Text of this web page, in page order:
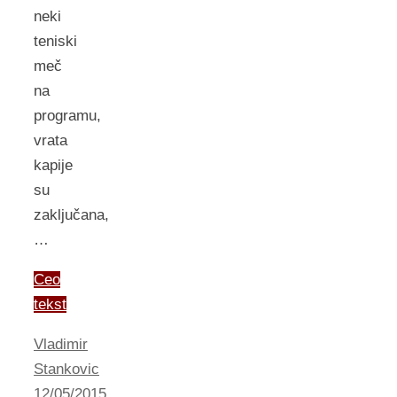
neki
teniski
meč
na
programu,
vrata
kapije
su
zaključana,
…
Ceo
tekst
Vladimir
Stankovic